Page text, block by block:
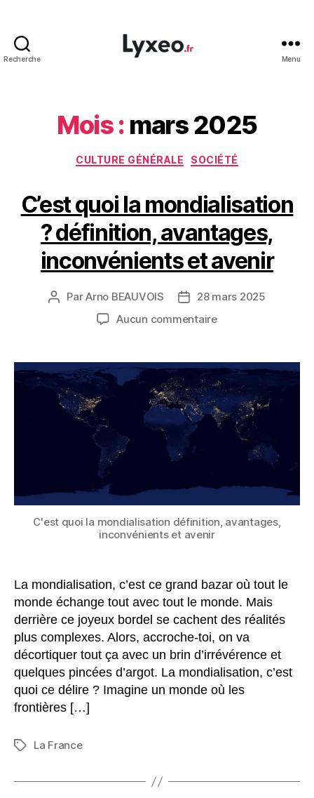
Recherche Menu
Mois : mars 2025
Catégories
CULTURE GÉNÉRALE SOCIÉTÉ
C’est quoi la mondialisation
? définition, avantages,
inconvénients et avenir
Auteur
ParArno BEAUVOIS
Date
de
28 mars 2025
Aucun commentairesur
la
mondialisation
?
définition,
avantages,
inconvénients
C'est quoi la mondialisation définition, avantages,
inconvénients et avenir
La mondialisation, c’est ce grand bazar où tout le
monde échange tout avec tout le monde. Mais
derrière ce joyeux bordel se cachent des réalités
plus complexes. Alors, accroche-toi, on va
décortiquer tout ça avec un brin d’irrévérence et
quelques pincées d’argot. La mondialisation, c’est
quoi ce délire ? Imagine un monde où les
frontières […]
Étiquettes
La France